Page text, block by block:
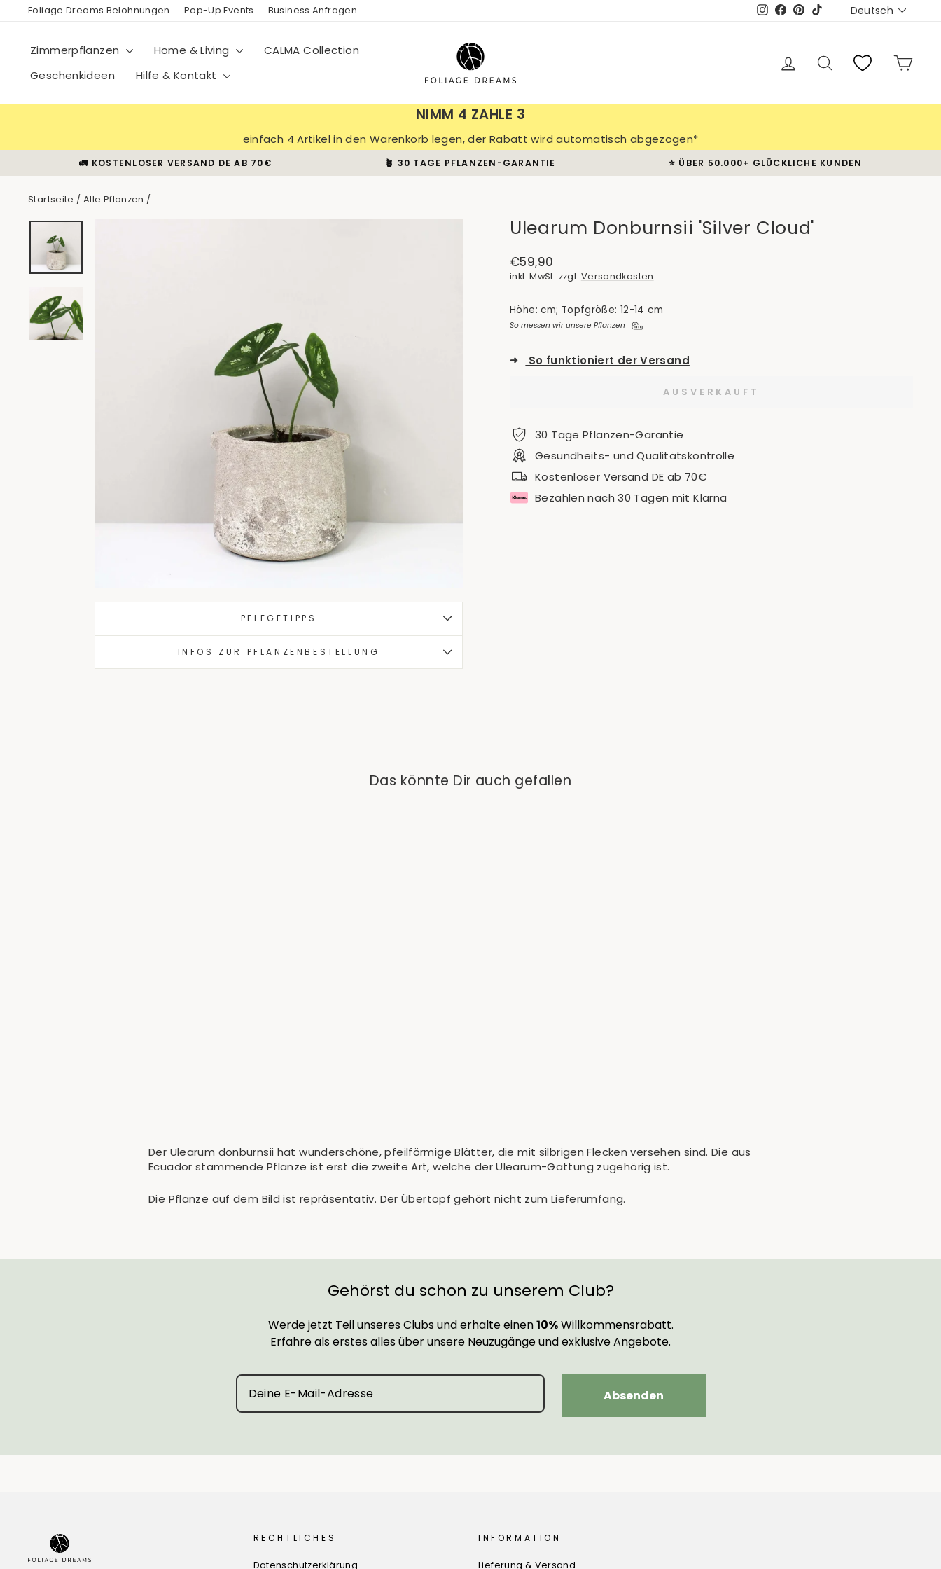
DirektFoliage Dreams Belohnungen Pop-Up Events Business Anfragen Instagram
Facebook
Pinterest
TikTok Sprache
Deutsch
Zimmerpflanzen Home & Living
CALMA Collection
Geschenkideen
Hilfe & Kontakt
EinloggenSuche
NIMM 4 ZAHLE 3
einfach 4 Artikel in den Warenkorb legen, der Rabatt wird automatisch abgezogen*
Pause
🚛 KOSTENLOSER VERSAND DE AB 70€ 🪴 30 TAGE PFLANZEN-GARANTIE ⭐️ ÜBER 50.000+ GLÜCKLICHE KUNDEN
Startseite / Alle Pflanzen /
PFLEGETIPPS
INFOS ZUR PFLANZENBESTELLUNG
Ulearum Donburnsii 'Silver Cloud'
Normaler
Preis
€59,90
inkl. MwSt. zzgl. Versandkosten
Höhe: cm; Topfgröße: 12-14 cm
So messen wir unsere Pflanzen
➜ So funktioniert der Versand
AUSVERKAUFT
30 Tage Pflanzen-Garantie
Gesundheits- und Qualitätskontrolle
Kostenloser Versand DE ab 70€
Bezahlen nach 30 Tagen mit Klarna
Das könnte Dir auch gefallen
Der Ulearum donburnsii hat wunderschöne, pfeilförmige Blätter, die mit silbrigen Flecken versehen sind. Die aus
Ecuador stammende Pflanze ist erst die zweite Art, welche der Ulearum-Gattung zugehörig ist.
Die Pflanze auf dem Bild ist repräsentativ. Der Übertopf gehört nicht zum Lieferumfang.
Gehörst du schon zu unserem Club?
Werde jetzt Teil unseres Clubs und erhalte einen10%Willkommensrabatt.
Erfahre als erstes alles über unsere Neuzugänge und exklusive Angebote.
Absenden
RECHTLICHES
Datenschutzerklärung
INFORMATION
Lieferung & Versand